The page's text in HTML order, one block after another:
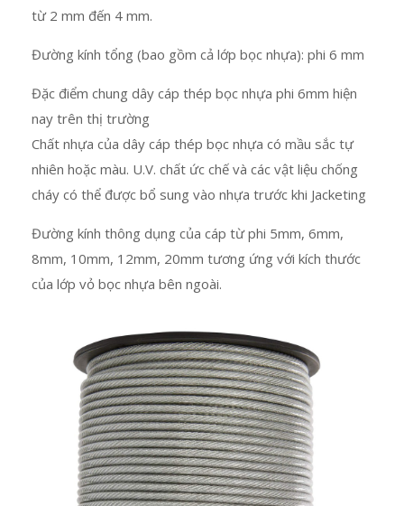
từ 2 mm đến 4 mm.
Đường kính tổng (bao gồm cả lớp bọc nhựa): phi 6 mm
Đặc điểm chung dây cáp thép bọc nhựa phi 6mm hiện
nay trên thị trường
Chất nhựa của dây cáp thép bọc nhựa có mầu sắc tự
nhiên hoặc màu. U.V. chất ức chế và các vật liệu chống
cháy có thể được bổ sung vào nhựa trước khi Jacketing
Đường kính thông dụng của cáp từ phi 5mm, 6mm,
8mm, 10mm, 12mm, 20mm tương ứng với kích thước
của lớp vỏ bọc nhựa bên ngoài.